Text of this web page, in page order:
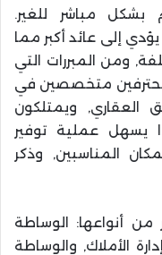
بشكل مباشر للغير.
إلى عائد أكبر مما
ومن المبررات التي
متخصصين في
العقاري, ويمتلكون
يسهل عملية توفير
المناسبين, وذكر
من أنواعها: الوساطة
الأملاك, والوساطة